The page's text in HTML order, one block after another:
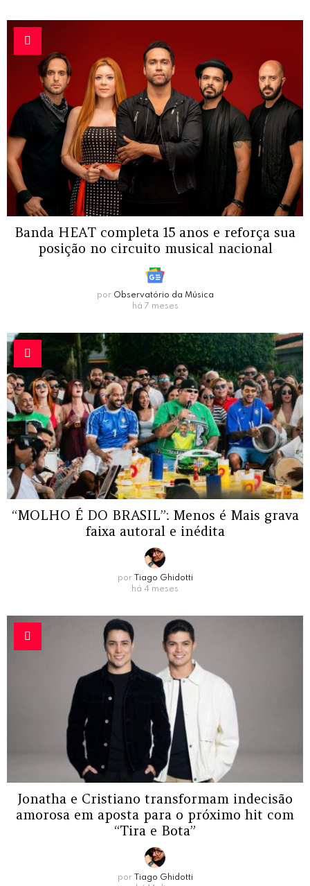
Banda HEAT completa 15 anos e reforça sua
posição no circuito musical nacional
por Observatório da Música
há 7 meses
“MOLHO É DO BRASIL”: Menos é Mais grava
faixa autoral e inédita
por
Tiago Ghidotti
há 4 meses
Jonatha e Cristiano transformam indecisão
amorosa em aposta para o próximo hit com
“Tira e Bota”
por
Tiago Ghidotti